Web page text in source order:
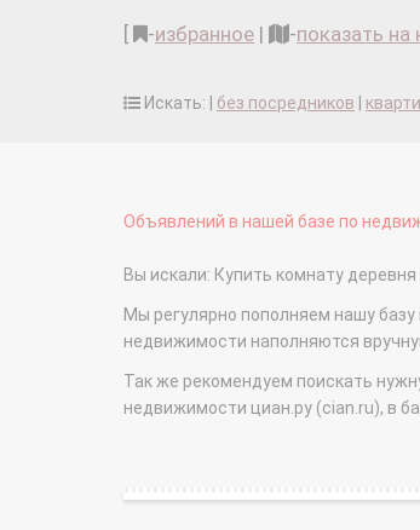
-избранное | -показать на
Искать: | без посредников
Объявлений в нашей базе по
Вы искали: Купить комнату
Мы регулярно пополняем нашу
недвижимости наполняются
Так же рекомендуем поискать
недвижимости циан.ру (cian.ru), в